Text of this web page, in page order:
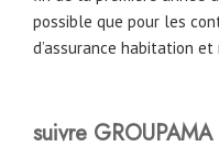
possible que pour les
d’assurance habitation
suivre